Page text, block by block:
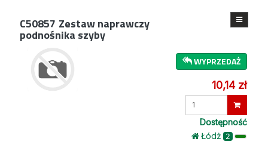
C50857 Zestaw naprawczy
podnośnika szyby
WYPRZEDAŻ
10,14 zł
Wprowadź
Dostępność
Łódż 2